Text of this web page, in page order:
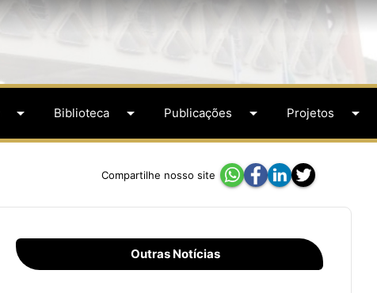
arrow_drop_down Biblioteca arrow_drop_down Publicações arrow_drop_down Projetos arrow_drop_down
Compartilhe nosso site
Outras Notícias